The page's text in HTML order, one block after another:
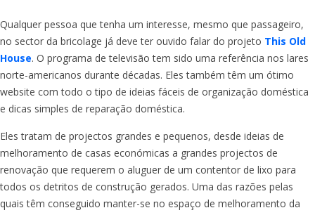
Qualquer pessoa que tenha um interesse, mesmo que passageiro,
no sector da bricolage já deve ter ouvido falar do projeto This Old
House. O programa de televisão tem sido uma referência nos lares
norte-americanos durante décadas. Eles também têm um ótimo
website com todo o tipo de ideias fáceis de organização doméstica
e dicas simples de reparação doméstica.
Eles tratam de projectos grandes e pequenos, desde ideias de
melhoramento de casas económicas a grandes projectos de
renovação que requerem o aluguer de um contentor de lixo para
todos os detritos de construção gerados. Uma das razões pelas
quais têm conseguido manter-se no espaço de melhoramento da